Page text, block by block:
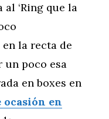
‘Ring que la
la recta de
poco esa
en boxes en
ocasión en